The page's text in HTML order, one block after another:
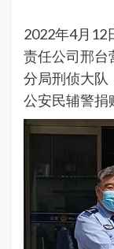
2022年4月12
责任公司邢台
分局刑侦大队
公安民辅警捐